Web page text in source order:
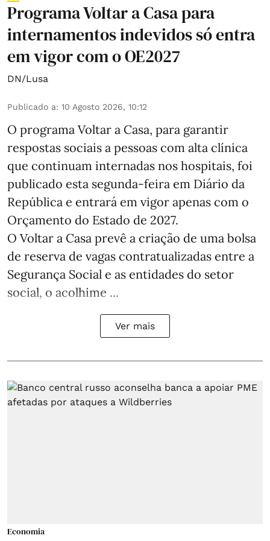
Programa Voltar a Casa para
internamentos indevidos só entra
em vigor com o OE2027
DN/Lusa
Publicado a: 10 Agosto 2026, 10:12
O programa Voltar a Casa, para garantir
respostas sociais a pessoas com alta clínica
que continuam internadas nos hospitais, foi
publicado esta segunda-feira em Diário da
República e entrará em vigor apenas com o
Orçamento do Estado de 2027.
O Voltar a Casa prevê a criação de uma bolsa
de reserva de vagas contratualizadas entre a
Segurança Social e as entidades do setor
social, o acolhime ...
Ver mais
Economia